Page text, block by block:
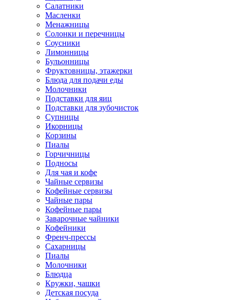
Салатники
Масленки
Менажницы
Солонки и перечницы
Соусники
Лимонницы
Бульонницы
Фруктовницы, этажерки
Блюда для подачи еды
Молочники
Подставки для яиц
Подставки для зубочисток
Супницы
Икорницы
Корзины
Пиалы
Горчичницы
Подносы
Для чая и кофе
Чайные сервизы
Кофейные сервизы
Чайные пары
Кофейные пары
Заварочные чайники
Кофейники
Френч-прессы
Сахарницы
Пиалы
Молочники
Блюдца
Кружки, чашки
Детская посуда